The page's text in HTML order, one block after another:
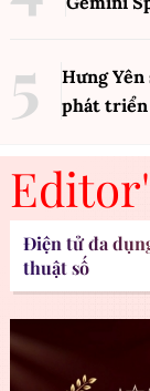
Hưng Yên
phát triển
Điện tử đa
thuật số